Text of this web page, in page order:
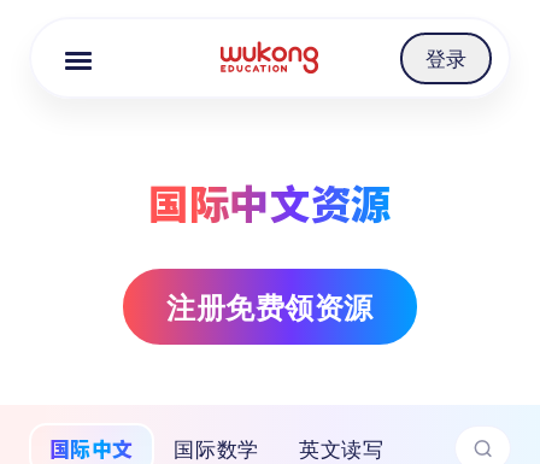
登录
国际中文资源
注册免费领资源
国际中文 国际数学 英文读写